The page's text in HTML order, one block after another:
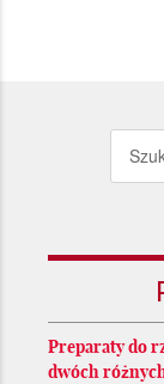
Preparaty do
dwóch